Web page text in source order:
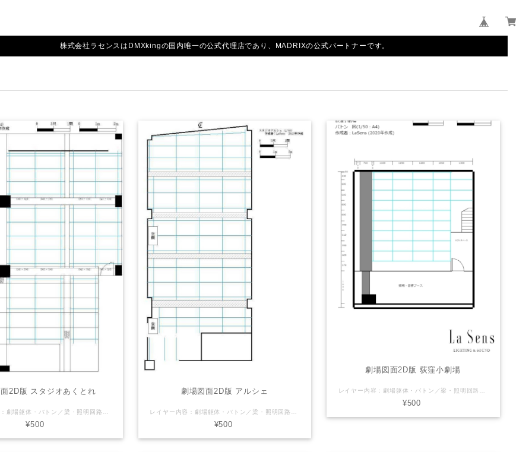
株式会社ラセンスはDMXkingの国内唯一の公式代理店であり、MADRIXの公式パートナーです。
2D版 スタジオあくとれ
¥500
劇場図面2D版 アルシェ
¥500
劇場図面2D版 荻窪小劇場
¥500